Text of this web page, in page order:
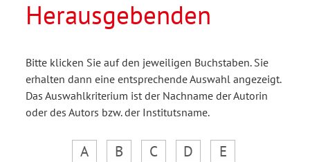
Herausgebenden
Bitte klicken Sie auf den jeweiligen Buchstaben. Sie
erhalten dann eine entsprechende Auswahl angezeigt.
Das Auswahlkriterium ist der Nachname der Autorin
oder des Autors bzw. der Institutsname.
A B C D
E